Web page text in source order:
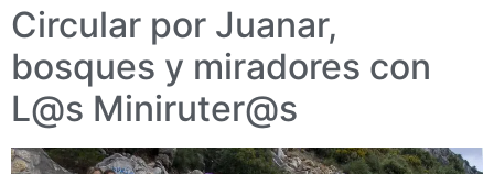
Circular por Juanar,
bosques y miradores con
L@s Miniruter@s